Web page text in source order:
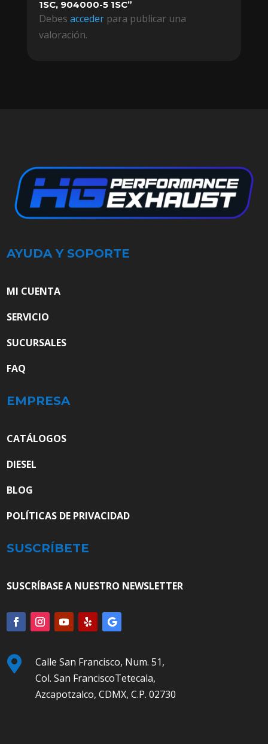
1SC, 904000-5 1SC”
Debes accederpara publicar una
valoración.
AYUDA Y SOPORTE
MI CUENTA
SERVICIO
SUCURSALES
FAQ
EMPRESA
CATÁLOGOS
DIESEL
BLOG
POLÍTICAS DE PRIVACIDAD
SUSCRÍBETE
SUSCRÍBASE A NUESTRO NEWSLETTER

Calle San Francisco, Num. 51,
Col. San FranciscoTetecala,
Azcapotzalco, CDMX, C.P. 02730